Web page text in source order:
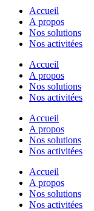
Accueil
A propos
Nos solutions
Nos activitées
Accueil
A propos
Nos solutions
Nos activitées
Accueil
A propos
Nos solutions
Nos activitées
Accueil
A propos
Nos solutions
Nos activitées